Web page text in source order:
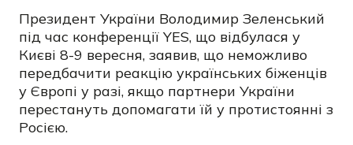
Президент України Володимир Зеленський
під час конференції YES, що відбулася у
Києві 8-9 вересня, заявив, що неможливо
передбачити реакцію українських біженців
у Європі у разі, якщо партнери України
перестануть допомагати їй у протистоянні з
Росією.